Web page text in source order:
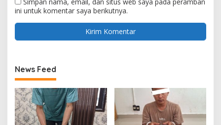
ini untuk komentar saya berikutnya.
News Feed